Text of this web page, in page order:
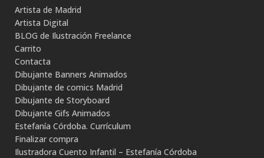
Artista de Madrid
Artista Digital
BLOG de Ilustración Freelance
Carrito
Contacta
Dibujante Banners Animados
Dibujante de comics Madrid
Dibujante de Storyboard
Dibujante Gifs Animados
Estefanía Córdoba. Currículum
Finalizar compra
Ilustradora Cuento Infantil – Estefanía Córdoba